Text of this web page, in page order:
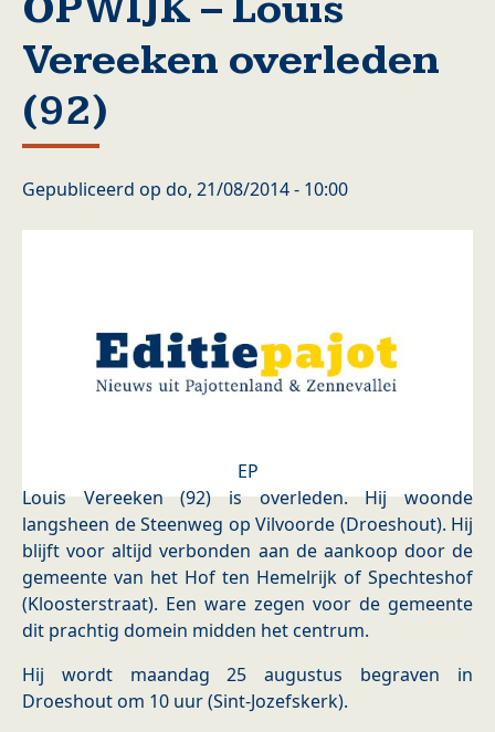
Vereeken overleden
(92)
Gepubliceerd op do, 21/08/2014 - 10:00
EP
Louis Vereeken (92) is overleden. Hij woonde
langsheen de Steenweg op Vilvoorde (Droeshout). Hij
blijft voor altijd verbonden aan de aankoop door de
gemeente van het Hof ten Hemelrijk of Spechteshof
(Kloosterstraat). Een ware zegen voor de gemeente
dit prachtig domein midden het centrum.
Hij wordt maandag 25 augustus begraven in
Droeshout om 10 uur (Sint-Jozefskerk).